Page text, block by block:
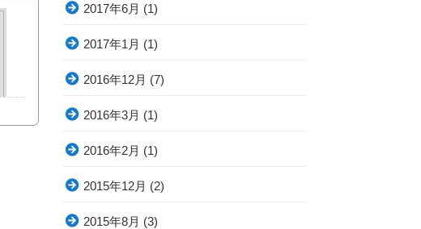
2017年6月 (1)
2017年1月 (1)
2016年12月 (7)
2016年3月 (1)
2016年2月 (1)
2015年12月 (2)
2015年8月 (3)